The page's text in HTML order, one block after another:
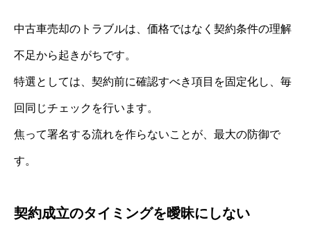
中古車売却のトラブルは、価格ではなく契約条件の理解
不足から起きがちです。
特選としては、契約前に確認すべき項目を固定化し、毎
回同じチェックを行います。
焦って署名する流れを作らないことが、最大の防御で
す。
契約成立のタイミングを曖昧にしない